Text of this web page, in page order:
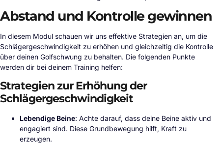
Abstand und Kontrolle gewinnen
In diesem Modul schauen wir uns effektive Strategien an, um die
Schlägergeschwindigkeit zu erhöhen und gleichzeitig die Kontrolle
über deinen Golfschwung zu behalten. Die folgenden Punkte
werden dir bei deinem Training helfen:
Strategien zur Erhöhung der
Schlägergeschwindigkeit
Lebendige Beine: Achte darauf, dass deine Beine aktiv und
engagiert sind. Diese Grundbewegung hilft, Kraft zu
erzeugen.